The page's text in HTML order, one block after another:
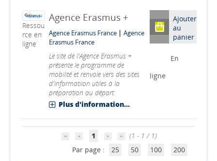
Ressou
rce en
ligne
Agence Erasmus +
Agence Erasmus France |Agence
Erasmus France
Le site de l'Agence Erasmus +
présente le programme de
mobilité et renvoie vers des sites
d'informatiion utiles à la
préparation au départ.
Plus d'information...
Ajouter
au
panier
En
ligne
1
(1 - 1 / 1)
Par page :
25 50 100 200